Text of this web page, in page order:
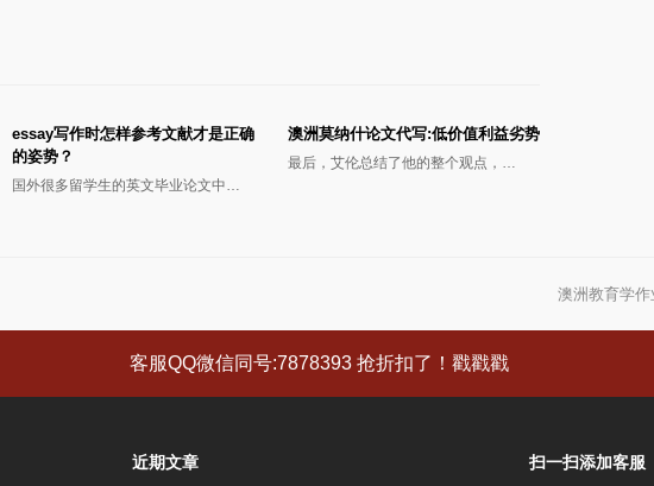
essay写作时怎样参考文献才是正确
的姿势？
国外很多留学生的英文毕业论文中…
澳洲莫纳什论文代写:低价值利益劣势
最后，艾伦总结了他的整个观点，…
下
章:
澳洲教育学
客服QQ微信同号:7878393 抢折扣了！戳戳戳
近期文章 扫一扫添加客服